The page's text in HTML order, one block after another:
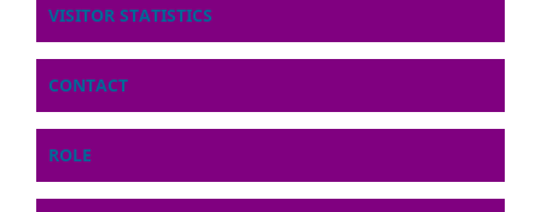
VISITOR STATISTICS
CONTACT
ROLE